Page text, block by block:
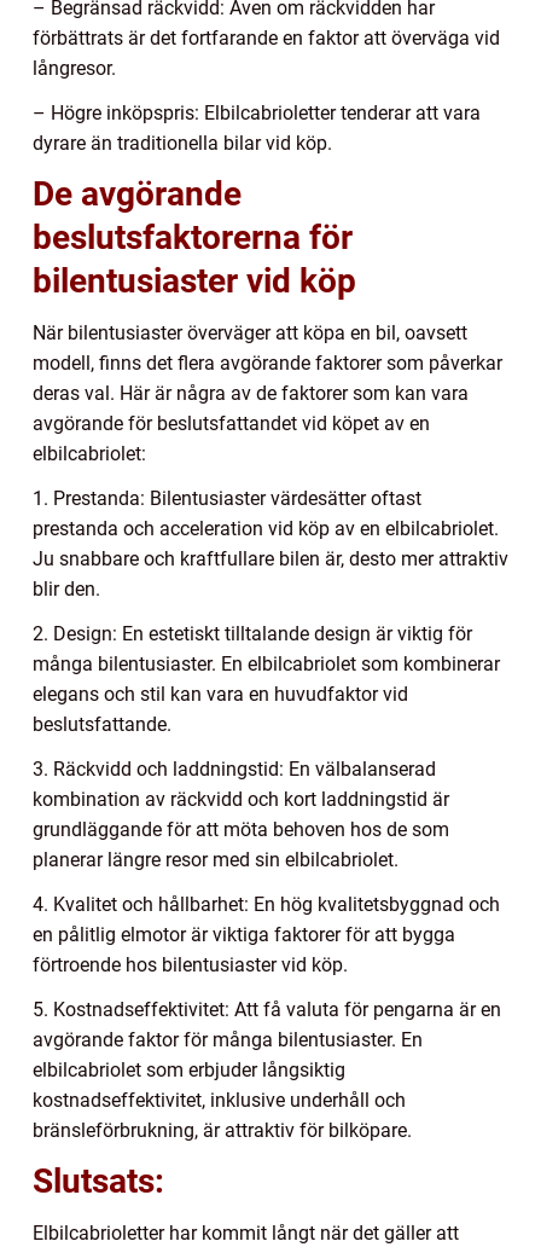
– Begränsad räckvidd: Även om räckvidden har
förbättrats är det fortfarande en faktor att överväga vid
långresor.
– Högre inköpspris: Elbilcabrioletter tenderar att vara
dyrare än traditionella bilar vid köp.
De avgörande
beslutsfaktorerna för
bilentusiaster vid köp
När bilentusiaster överväger att köpa en bil, oavsett
modell, finns det flera avgörande faktorer som påverkar
deras val. Här är några av de faktorer som kan vara
avgörande för beslutsfattandet vid köpet av en
elbilcabriolet:
1. Prestanda: Bilentusiaster värdesätter oftast
prestanda och acceleration vid köp av en elbilcabriolet.
Ju snabbare och kraftfullare bilen är, desto mer attraktiv
blir den.
2. Design: En estetiskt tilltalande design är viktig för
många bilentusiaster. En elbilcabriolet som kombinerar
elegans och stil kan vara en huvudfaktor vid
beslutsfattande.
3. Räckvidd och laddningstid: En välbalanserad
kombination av räckvidd och kort laddningstid är
grundläggande för att möta behoven hos de som
planerar längre resor med sin elbilcabriolet.
4. Kvalitet och hållbarhet: En hög kvalitetsbyggnad och
en pålitlig elmotor är viktiga faktorer för att bygga
förtroende hos bilentusiaster vid köp.
5. Kostnadseffektivitet: Att få valuta för pengarna är en
avgörande faktor för många bilentusiaster. En
elbilcabriolet som erbjuder långsiktig
kostnadseffektivitet, inklusive underhåll och
bränsleförbrukning, är attraktiv för bilköpare.
Slutsats:
Elbilcabrioletter har kommit långt när det gäller att